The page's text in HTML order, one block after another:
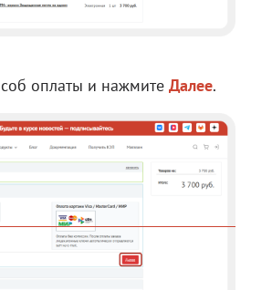
оплаты и нажмите Далее.